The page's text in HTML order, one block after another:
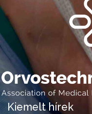
Kiemelt hírek